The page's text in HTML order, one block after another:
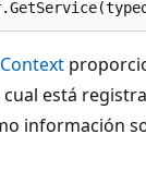
cual está
información